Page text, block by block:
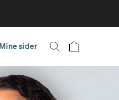
Mine sider